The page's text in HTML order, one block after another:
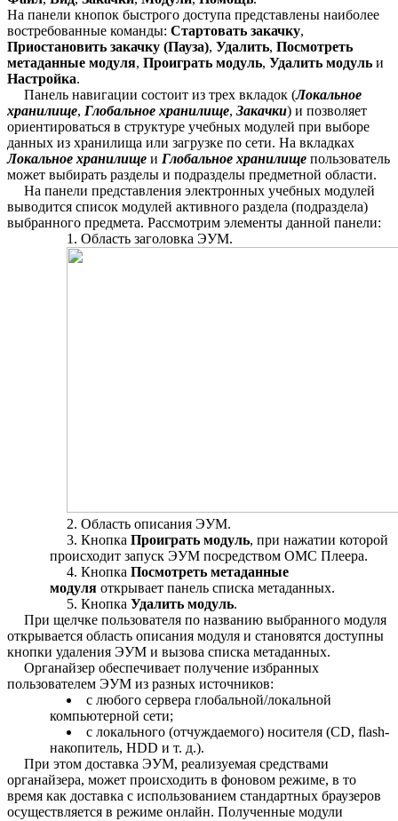
На панели кнопок быстрого доступа представлены наиболее
востребованные команды: Стартовать закачку,
Приостановить закачку (Пауза), Удалить, Посмотреть
метаданные модуля, Проиграть модуль, Удалить модуль и
Настройка.
Панель навигации состоит из трех вкладок (Локальное
хранилище, Глобальное хранилище, Закачки) и позволяет
ориентироваться в структуре учебных модулей при выборе
данных из хранилища или загрузке по сети. На вкладках
Локальное хранилище и Глобальное хранилище пользователь
может выбирать разделы и подразделы предметной области.
На панели представления электронных учебных модулей
выводится список модулей активного раздела (подраздела)
выбранного предмета. Рассмотрим элементы данной панели:
Область заголовка ЭУМ.
Область описания ЭУМ.
Кнопка Проиграть модуль, при нажатии которой
происходит запуск ЭУМ посредством ОМС Плеера.
Кнопка Посмотреть метаданные
модуля открывает панель списка метаданных.
Кнопка Удалить модуль.
При щелчке пользователя по названию выбранного модуля
открывается область описания модуля и становятся доступны
кнопки удаления ЭУМ и вызова списка метаданных.
Органайзер обеспечивает получение избранных
пользователем ЭУМ из разных источников:
с любого сервера глобальной/локальной
компьютерной сети;
с локального (отчуждаемого) носителя (CD, flash-
накопитель, HDD и т. д.).
При этом доставка ЭУМ, реализуемая средствами
органайзера, может происходить в фоновом режиме, в то
время как доставка с использованием стандартных браузеров
осуществляется в режиме онлайн. Полученные модули